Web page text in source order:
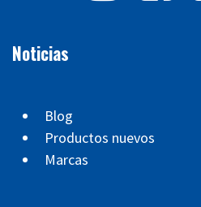
Noticias
Blog
Productos nuevos
Marcas